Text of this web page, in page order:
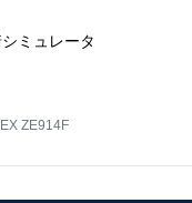
シミュレータ
ZE914F